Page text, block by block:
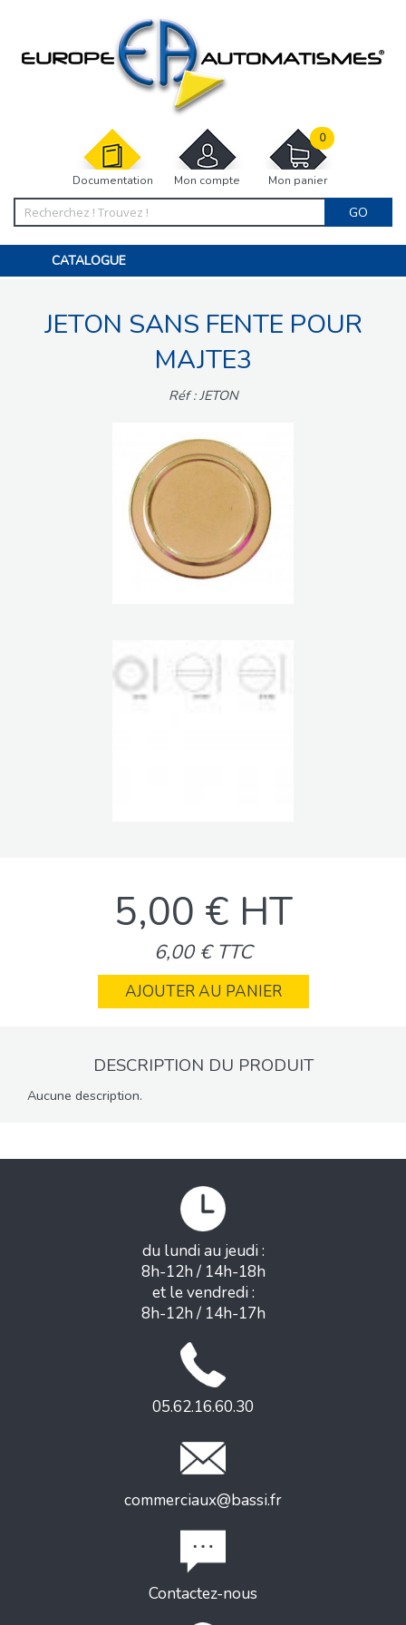
Documentation Mon compte Mon panier
0
GO
CATALOGUE
MOTORISATIONS
ACCESSOIRES ET ELECTRONIQUES
INTERPHONES VISIOPHONES
JETON SANS FENTE POUR
MAJTE3
Réf : JETON
5,00 € HT
6,00 € TTC
AJOUTER AU PANIER
DESCRIPTION DU PRODUIT
Aucune description.
du lundi au jeudi :
8h-12h / 14h-18h
et le vendredi :
8h-12h / 14h-17h
05.62.16.60.30
commerciaux@bassi.fr
Contactez-nous